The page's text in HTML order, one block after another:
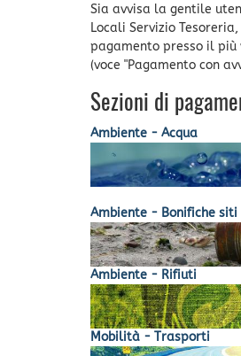
Sia avvisa la gentile
Locali Servizio
pagamento presso il
(voce "Pagamento con
Sezioni di
Ambiente - Acqua
Ambiente - Bonifiche
Ambiente - Rifiuti
Mobilità - Trasporti